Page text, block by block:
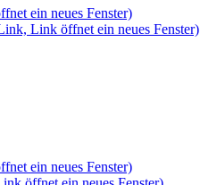
ein neues Fenster)
Link öffnet ein neues Fenster)
ein neues Fenster)